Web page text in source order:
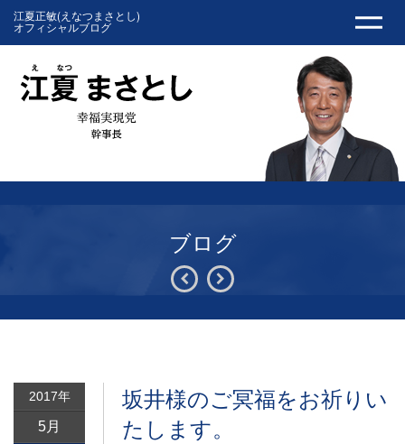
江夏正敏(えなつまさとし)
オフィシャルブログ
ブログ
2017年
5月
坂井様のご冥福をお祈りい
たします。